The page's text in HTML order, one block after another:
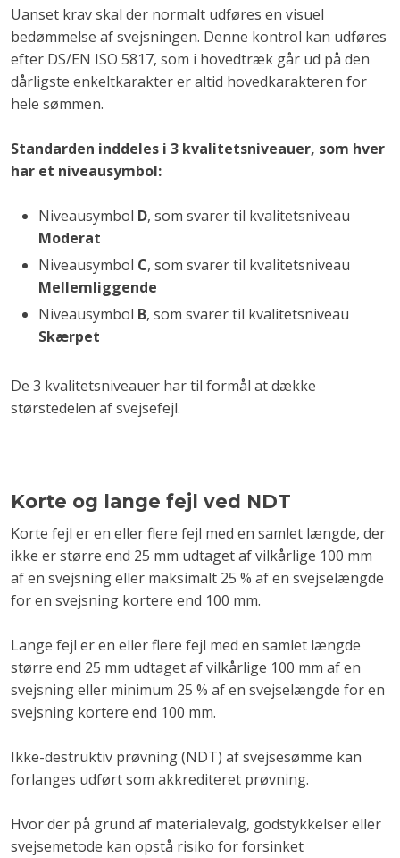
Uanset krav skal der normalt udføres en visuel
bedømmelse af svejsningen. Denne kontrol kan udføres
efter DS/EN ISO 5817, som i hovedtræk går ud på den
dårligste enkeltkarakter er altid hovedkarakteren for
hele sømmen.
Standarden inddeles i 3 kvalitetsniveauer, som hver
har et niveausymbol:
Niveausymbol D, som svarer til kvalitetsniveau
Moderat
Niveausymbol C, som svarer til kvalitetsniveau
Mellemliggende
Niveausymbol B, som svarer til kvalitetsniveau
Skærpet
De 3 kvalitetsniveauer har til formål at dække
størstedelen af svejsefejl.
Korte og lange fejl ved NDT
Korte fejl er en eller flere fejl med en samlet længde, der
ikke er større end 25 mm udtaget af vilkårlige 100 mm
af en svejsning eller maksimalt 25 % af en svejselængde
for en svejsning kortere end 100 mm.
Lange fejl er en eller flere fejl med en samlet længde
større end 25 mm udtaget af vilkårlige 100 mm af en
svejsning eller minimum 25 % af en svejselængde for en
svejsning kortere end 100 mm.
Ikke-destruktiv prøvning (NDT) af svejsesømme kan
forlanges udført som akkrediteret prøvning.
Hvor der på grund af materialevalg, godstykkelser eller
svejsemetode kan opstå risiko for forsinket